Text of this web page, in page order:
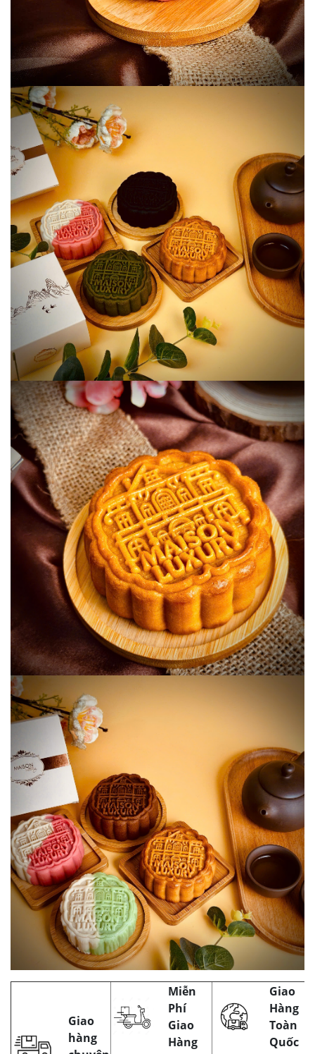
Giao
hàng
Miễn
Phí
Giao
Hàng
Giao
Hàng
Toàn
Quốc